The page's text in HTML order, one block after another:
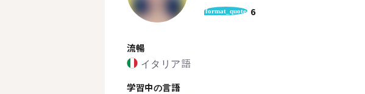
format_quote 6
流暢
イタリア語
学習中の言語